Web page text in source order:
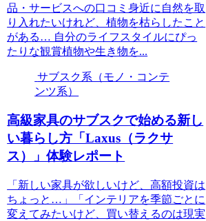
品・サービスへの口コミ身近に自然を取
り入れたいけれど、植物を枯らしたこと
がある… 自分のライフスタイルにぴっ
たりな観賞植物や生き物を...
サブスク系（モノ・コンテ
ンツ系）
高級家具のサブスクで始める新し
い暮らし方「Laxus（ラクサ
ス）」体験レポート
「新しい家具が欲しいけど、高額投資は
ちょっと…」「インテリアを季節ごとに
変えてみたいけど、買い替えるのは現実